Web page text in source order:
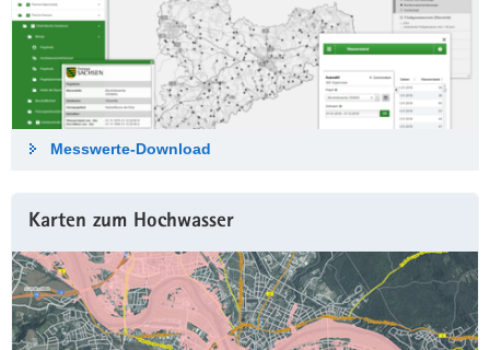
Messwerte-Down­load
Karten zum Hochwasser